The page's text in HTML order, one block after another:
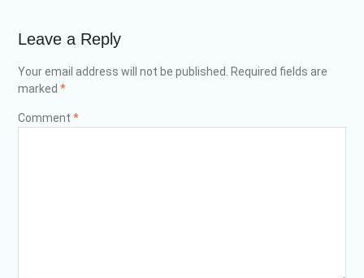
Leave a Reply
Your email address will not be published.
Required fields are
marked *
Comment *